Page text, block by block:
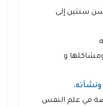
سنتين إلى
و
في علم النفس